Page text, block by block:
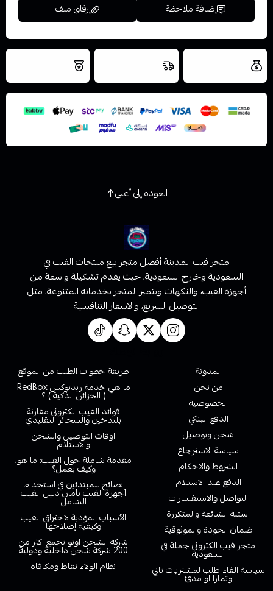
إضافة ملاحظة إرفاق ملف
اسحب و افلت الملف هنا
استعراض
نتميز بلجودة
العودة إلى أعلى
متجر فيب المدينة أفضل متجر بيع منتجات الفيب في
السعودية وخارج السعودية، حيث يقدم تشكيلة واسعة من
أجهزة الفيب، والنكهات ويتميز المتجر بخدماته المتنوعة، مثل
التوصيل السريع، والاسعار التنافسية
المدونة
من نحن
الخصوصية
الدفع البنكي
شحن وتوصيل
سياسة الاسترجاع
الشروط والاحكام
الدفع عند الاستلام
التواصل والاستفسارات
اسئلة الشائعة والمتكررة
ضمان الجودة والموثوقية
متجر فيب الكتروني جملة في
السعودية
سياسة الغاء طلب لمشتريات تابي
وتمارا او مدئ
طريقة خطوات الطلب من الموقع
ما هي خدمة ريدبوكس RedBox
( الخزائن الذكية ) ؟
فوائد الفيب الكتروني مقارنة
بلتدخين والسجائر التقليدي
اوقات التوصيل والشحن
والاستلام
مقدمة شاملة حول الفيب: ما هو،
وكيف يعمل؟
نصائح للمبتدئين في استخدام
أجهزة الفيب بأمان دليل الفيب
الشامل
الأسباب المؤدية لاحتراق الفيب
وكيفية إصلاحها
شركة الشحن اوتو تجمع اكثر من
200 شركة شحن داخلية ودولية
نظام الولاء نقاط ومكافاة